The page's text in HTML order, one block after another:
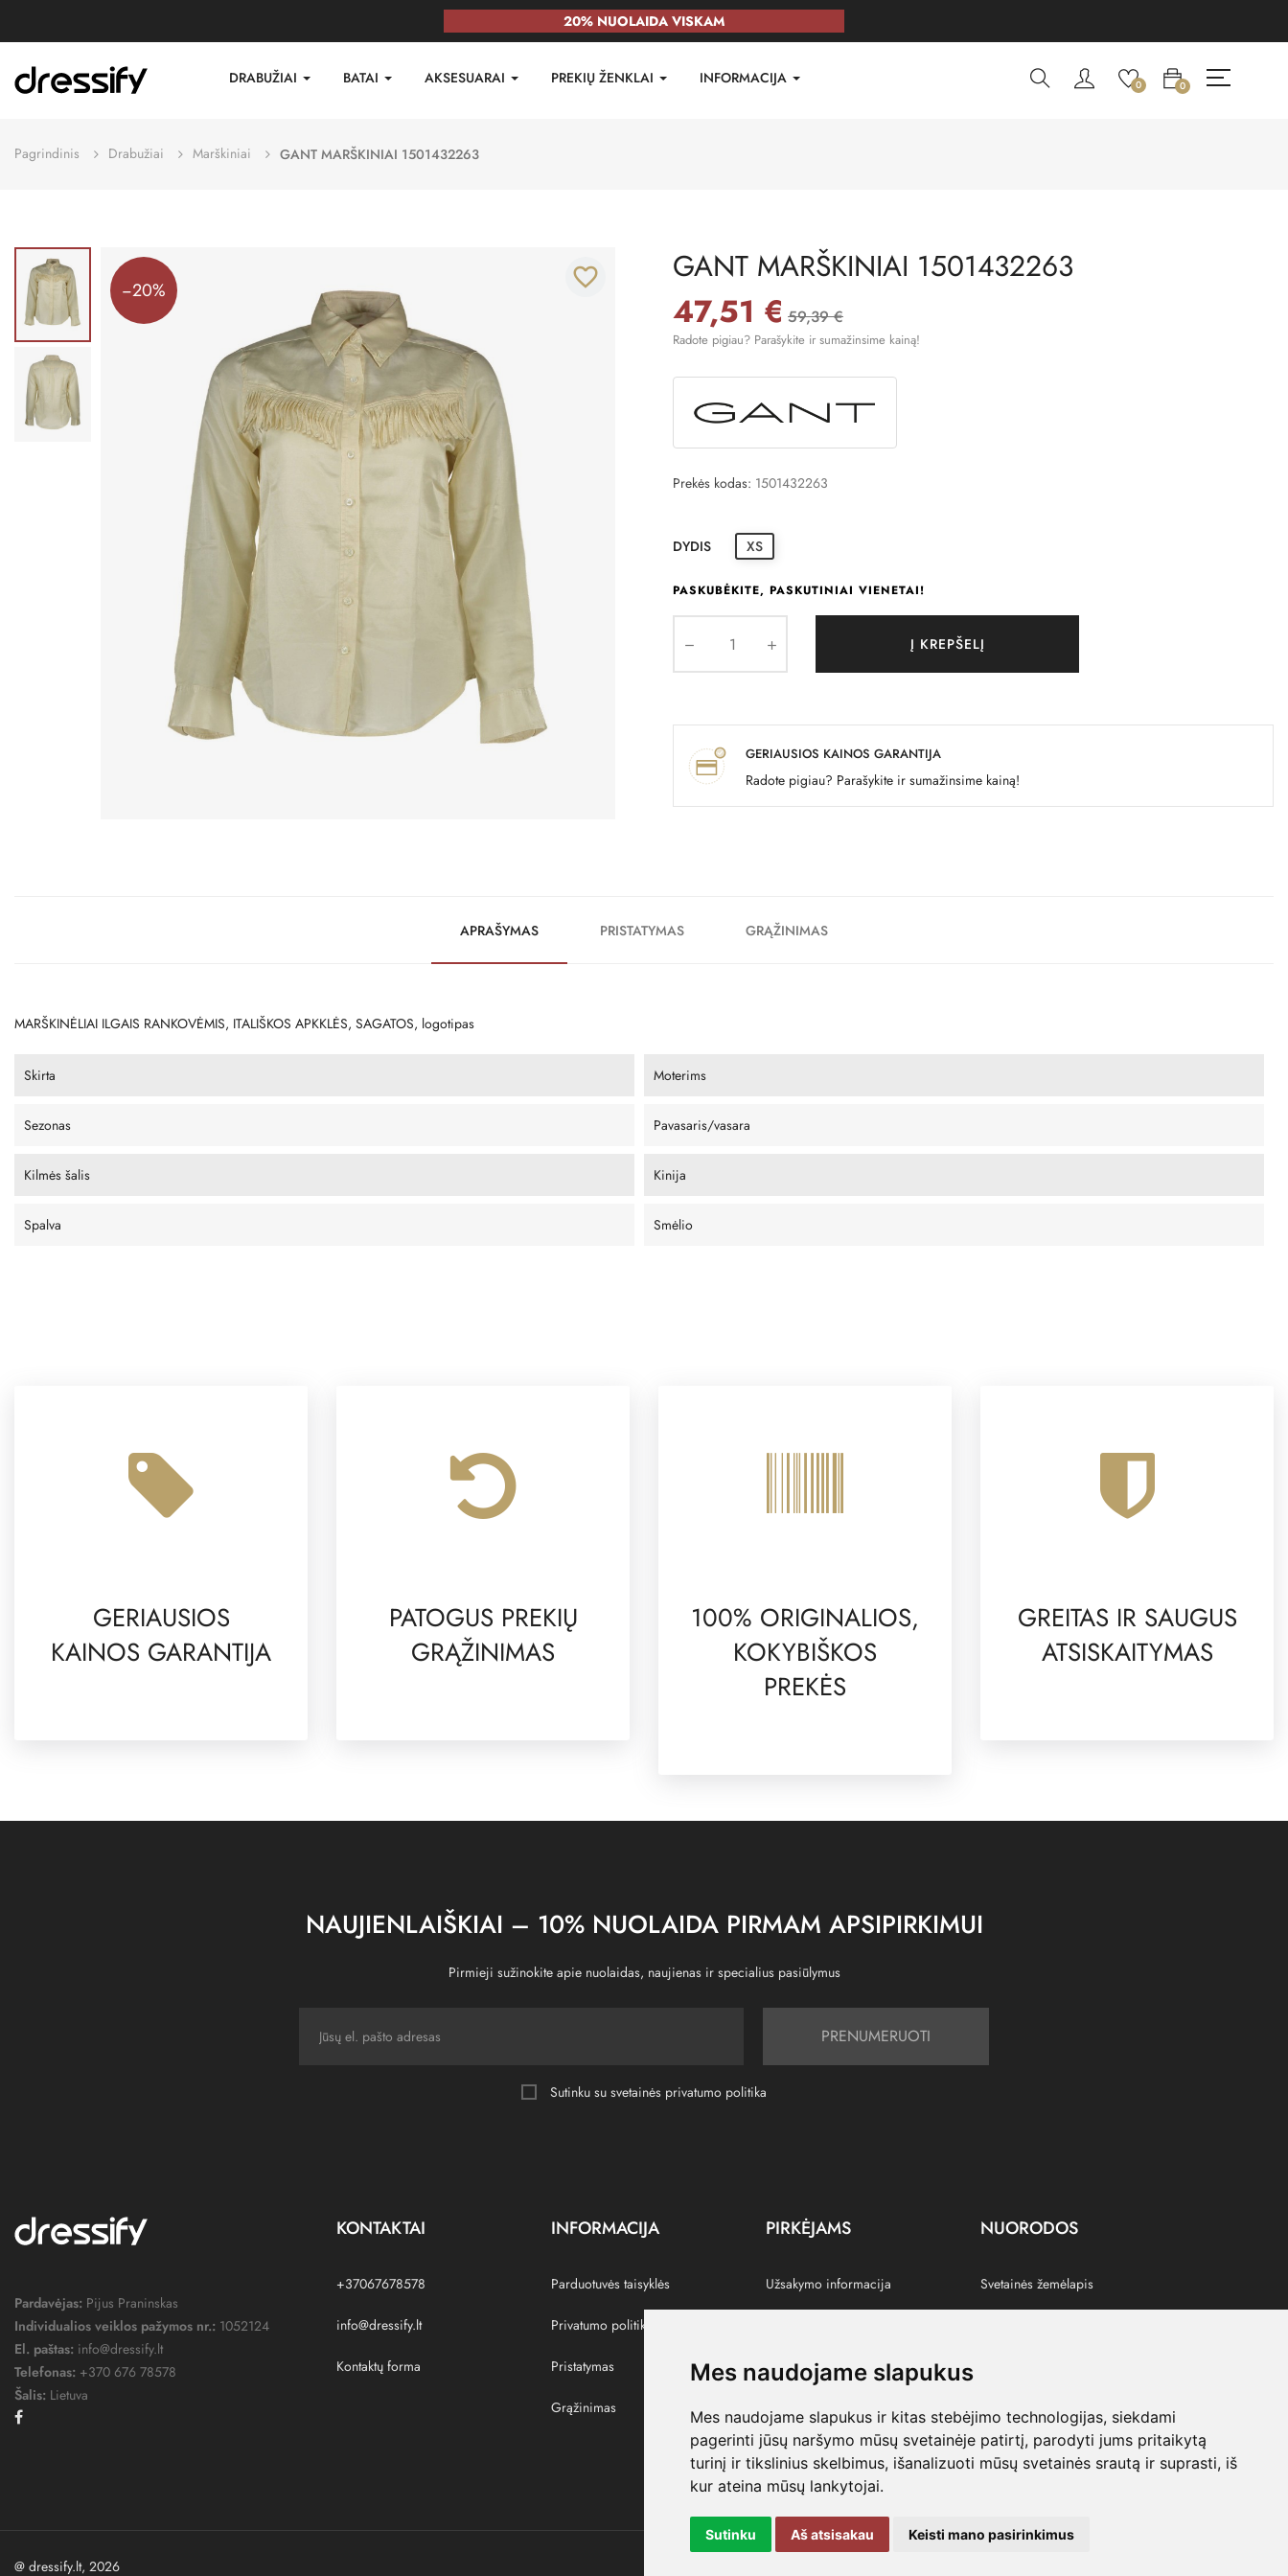
Mes naudojame slapukus
Mes naudojame slapukus ir kitas stebėjimo technologijas, siekdami
pagerinti jūsų naršymo mūsų svetainėje patirtį, parodyti jums pritaikytą
turinį ir tikslinius skelbimus, išanalizuoti mūsų svetainės srautą ir suprasti, iš
kur ateina mūsų lankytojai.
Sutinku Aš atsisakau Keisti mano pasirinkimus
20% NUOLAIDA VISKAM
DRABUŽIAI BATAI AKSESUARAI PREKIŲ ŽENKLAI INFORMACIJA 0 0
Pagrindinis Drabužiai Marškiniai GANT MARŠKINIAI 1501432263
−20% favorite_border GANT MARŠKINIAI 1501432263
47,51 € 59,39 €
Radote pigiau? Parašykite ir sumažinsime kainą!
Prekės kodas: 1501432263
DYDIS XS
PASKUBĖKITE, PASKUTINIAI VIENETAI!
Į KREPŠELĮ
GERIAUSIOS KAINOS GARANTIJA
Radote pigiau? Parašykite ir sumažinsime kainą!
APRAŠYMAS PRISTATYMAS GRĄŽINIMAS
MARŠKINĖLIAI ILGAIS RANKOVĖMIS, ITALIŠKOS APKKLĖS, SAGATOS, logotipas
Skirta Moterims
Sezonas Pavasaris/vasara
Kilmės šalis Kinija
Spalva Smėlio
GERIAUSIOS
KAINOS GARANTIJA
PATOGUS PREKIŲ
GRĄŽINIMAS
100% ORIGINALIOS,
KOKYBIŠKOS
PREKĖS
GREITAS IR SAUGUS
ATSISKAITYMAS
NAUJIENLAIŠKIAI – 10% NUOLAIDA PIRMAM APSIPIRKIMUI
Pirmieji sužinokite apie nuolaidas, naujienas ir specialius pasiūlymus
PRENUMERUOTI
Sutinku su svetainės privatumo politika
Pardavėjas: Pijus Praninskas
Individualios veiklos pažymos nr.: 1052124
El. paštas: info@dressify.lt
Telefonas: +370 676 78578
Šalis: Lietuva
KONTAKTAI
+37067678578
info@dressify.lt
Kontaktų forma
INFORMACIJA
Parduotuvės taisyklės
Privatumo politika
Pristatymas
Grąžinimas
PIRKĖJAMS
Užsakymo informacija
Paskyra
Pamėgtos prekės
NUORODOS
Svetainės žemėlapis
@ dressify.lt, 2026